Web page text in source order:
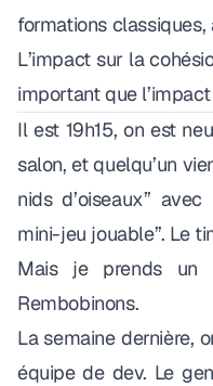
formations
L’impact sur la
important que
Il est 19h15, on est
salon, et quelqu’un
nids d’oiseaux”
mini-jeu jouable”. Le
Mais je prends un
Rembobinons.
La semaine dernière,
équipe de dev. Le